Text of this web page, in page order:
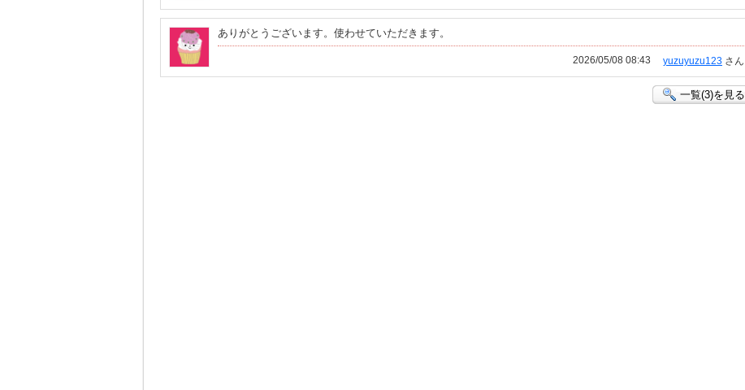
ありがとうございます。使わせていただきます。
yuzuyuzu123 さん
2026/05/08 08:43
一覧(3)を見る